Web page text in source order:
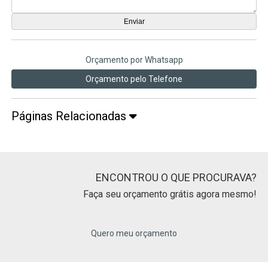
Orçamento por Whatsapp
Orçamento pelo Telefone
Páginas Relacionadas
ENCONTROU O QUE PROCURAVA?
Faça seu orçamento grátis agora mesmo!
Quero meu orçamento